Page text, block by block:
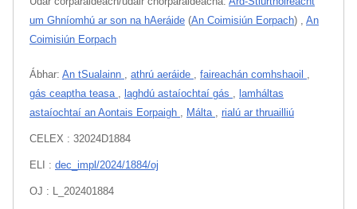
um Ghníomhú ar son na hAeráide (An Coimisiún Eorpach)
An
Coimisiún Eorpach
Ábhar: An tSualainn athrú aeráide faireachán comhshaoil
gás ceaptha teasa
laghdú astaíochtaí gás
lamháltas
astaíochtaí an Aontais Eorpaigh
Málta rialú ar thruailliú
CELEX : 32024D1884
ELI : dec_impl/2024/1884/oj
OJ : L_202401884